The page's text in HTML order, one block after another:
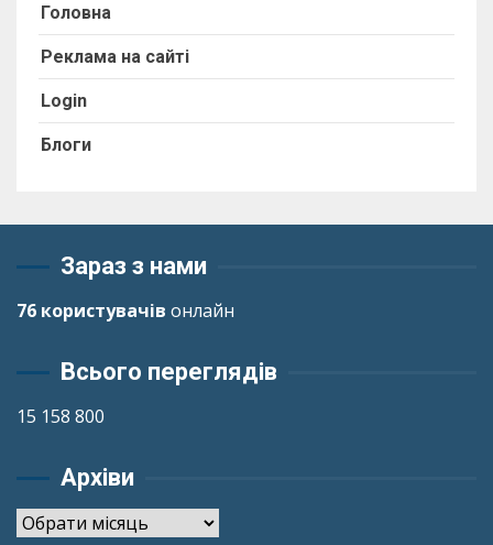
Головна
Реклама на сайті
Login
Блоги
Зараз з нами
76 користувачів онлайн
Всього переглядів
15 158 800
Архіви
Архіви